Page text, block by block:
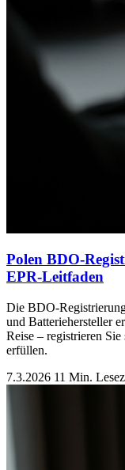
Polen BDO-
EPR-Leitfaden
Die BDO-
und Batteriehersteller
Reise – registrieren
erfüllen.
7.3.2026 11 Min.